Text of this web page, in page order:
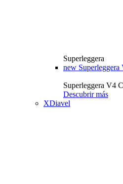
Superleggera
new
Superleggera V4
Descubrir más
XDiavel